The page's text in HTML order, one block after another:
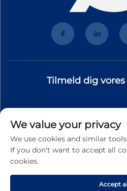
Tilmeld dig
Tilmeld dig vores nyhedsbrev
branchenyt, opdateringer og
We value your privacy
We use cookies and similar
If you don't want to accept all
cookies.
Accept